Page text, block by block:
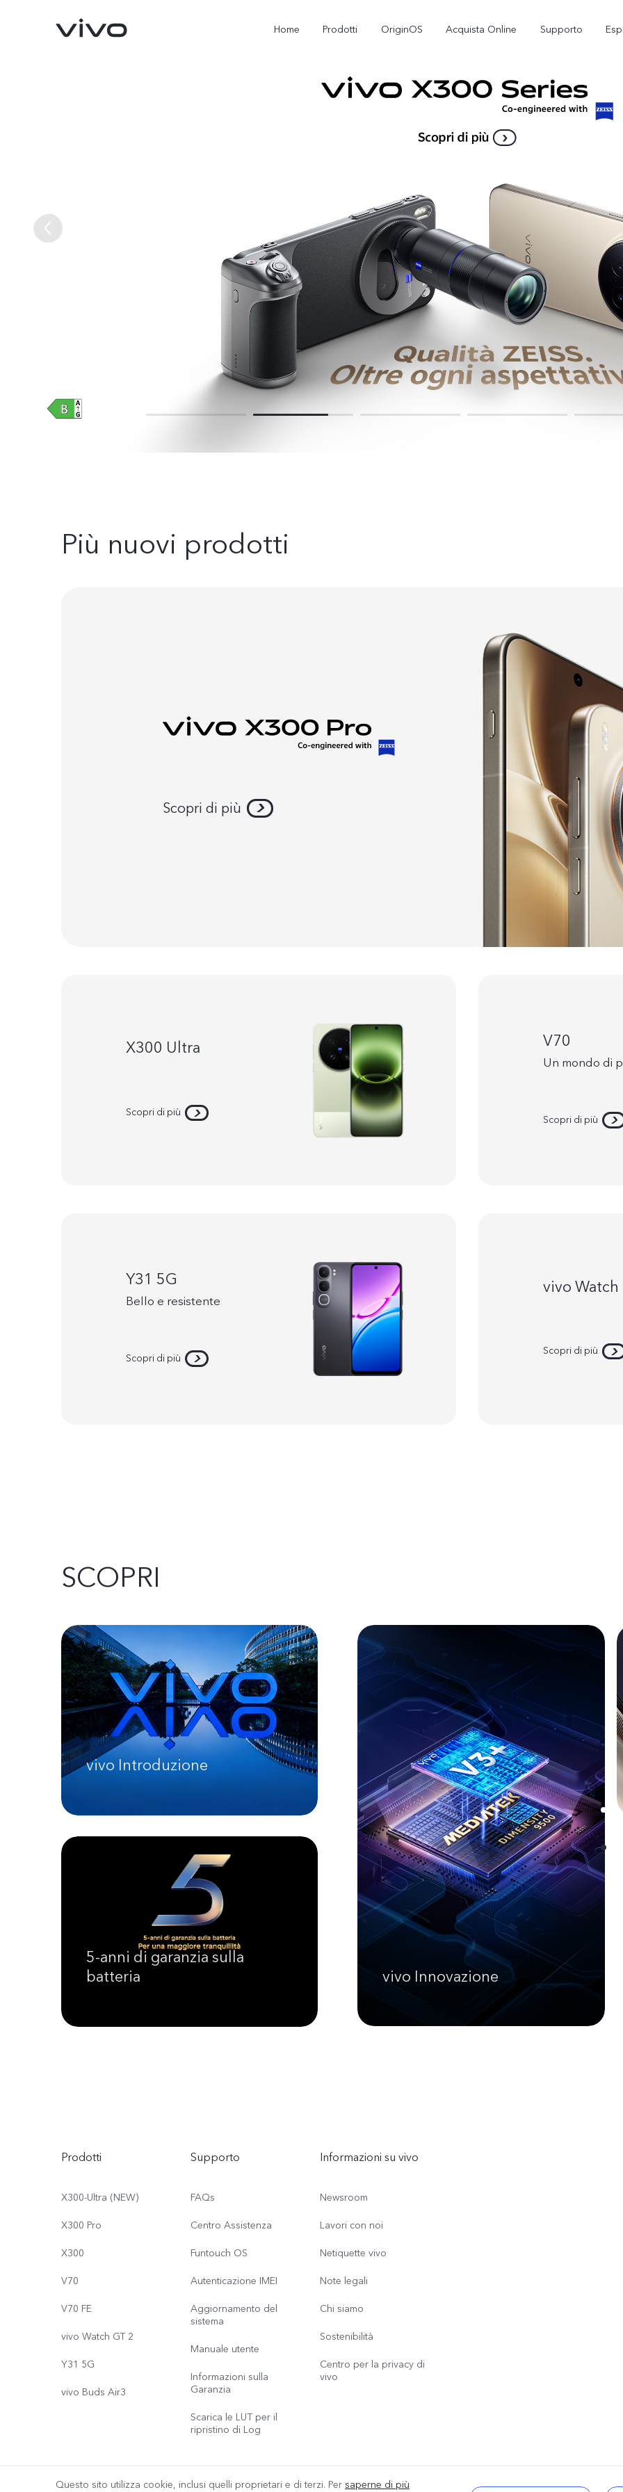
Home Prodotti OriginOS Acquista Online Supporto
X300 nuovo
Più nuovi prodotti
Scopri di più
X300 Ultra
Scopri di più
V70
Un mondo di
Scopri di più
Y31 5G
Bello e resistente
Scopri di più
vivo Watch
Scopri di più
SCOPRI
vivo Introduzione
vivo Innovazione
5-anni di garanzia sulla
batteria
Prodotti
X300-Ultra (NEW)
X300 Pro
X300
V70
V70 FE
vivo Watch GT 2
Y31 5G
vivo Buds Air3
Supporto
FAQs
Centro Assistenza
Funtouch OS
Autenticazione IMEI
Aggiornamento del
sistema
Manuale utente
Informazioni sulla
Garanzia
Scarica le LUT per il
ripristino di Log
Informazioni su vivo
Newsroom
Lavori con noi
Netiquette vivo
Note legali
Chi siamo
Sostenibilità
Centro per la privacy di
vivo
Questo sito utilizza cookie, inclusi quelli proprietari e di terzi. Per saperne di più